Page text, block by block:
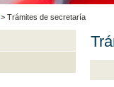
> Trámites de secretaría